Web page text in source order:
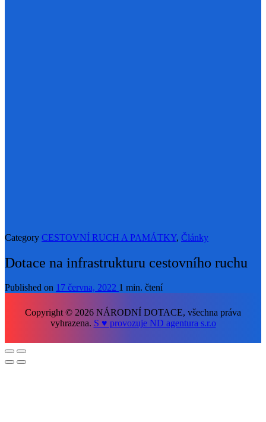
Category CESTOVNÍ RUCH A PAMÁTKY, Články
Dotace na infrastrukturu cestovního ruchu
Published on 17 června, 2022 1 min. čtení
Copyright © 2026 NÁRODNÍ DOTACE, všechna práva
vyhrazena. S ♥ provozuje ND agentura s.r.o